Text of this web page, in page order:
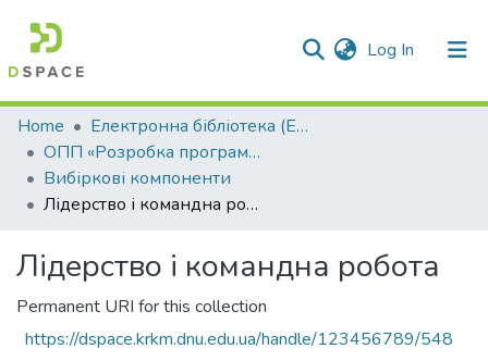
Log In (current)
Communities & Collections
All of DSpace
Statistics
Home
Електронна бібліотека (E-Book)
ОПП «Розробка програмного забезпечення»
Вибіркові компоненти
Лідерство і командна робота
Лідерство і командна робота
Permanent URI for this collection
https://dspace.krkm.dnu.edu.ua/handle/123456789/548